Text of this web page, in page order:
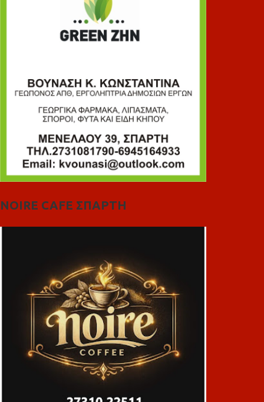
NOIRE CAFE ΣΠΑΡΤΗ